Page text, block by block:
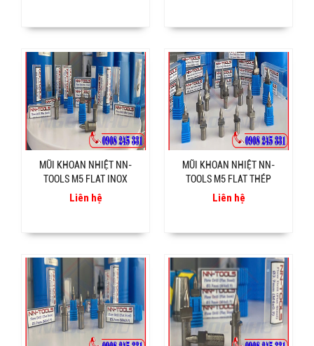
MŨI KHOAN NHIỆT NN-
TOOLS M5 FLAT INOX
Liên hệ
MŨI KHOAN NHIỆT NN-
TOOLS M5 FLAT THÉP
Liên hệ